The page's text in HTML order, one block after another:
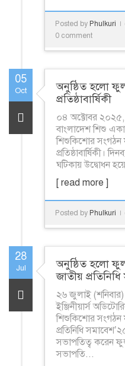
Posted by Phulkuri
0 comment
05
Oct
অনুষ্ঠিত হলো
প্রতিষ্ঠাবার্ষিকী
০৪ অক্টোবর ২০২৫,
বাংলাদেশ শিশু
শিশুকিশোর
ঘটিকায় উদ্বোধন
[ read more ]
Posted by Phulkuri
28
Jul
অনুষ্ঠিত হলো
জাতীয়
২৬ জুলাই (শনিবার)
ইঞ্জিনীয়ার্স
শিশুকিশোর সংগঠন
প্রতিনিধি
সভাপতিত্ব করেন
সভাপতি...